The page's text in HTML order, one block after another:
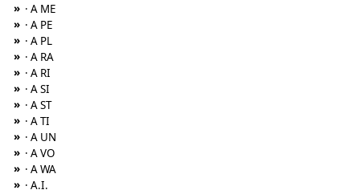
» · A ME
» · A PE
» · A PL
» · A RA
» · A RI
» · A SI
» · A ST
» · A TI
» · A UN
» · A VO
» · A WA
» · A.I.